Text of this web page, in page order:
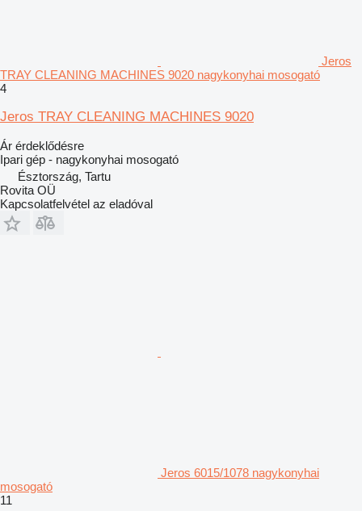
Jeros
TRAY CLEANING MACHINES 9020 nagykonyhai mosogató
4
Jeros TRAY CLEANING MACHINES 9020
Ár érdeklődésre
Ipari gép - nagykonyhai mosogató
Észtország, Tartu
Rovita OÜ
Kapcsolatfelvétel az eladóval
Jeros 6015/1078 nagykonyhai
mosogató
11